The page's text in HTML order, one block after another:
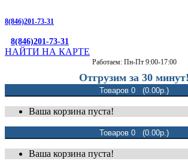
8(846)201-73-31
8(846)201-73-31
НАЙТИ НА КАРТЕ
Работаем: Пн-Пт 9:00-17:00
Отгрузим за 30 минут!
Товаров 0 (0.00р.)
Ваша корзина пуста!
Товаров 0 (0.00р.)
Ваша корзина пуста!